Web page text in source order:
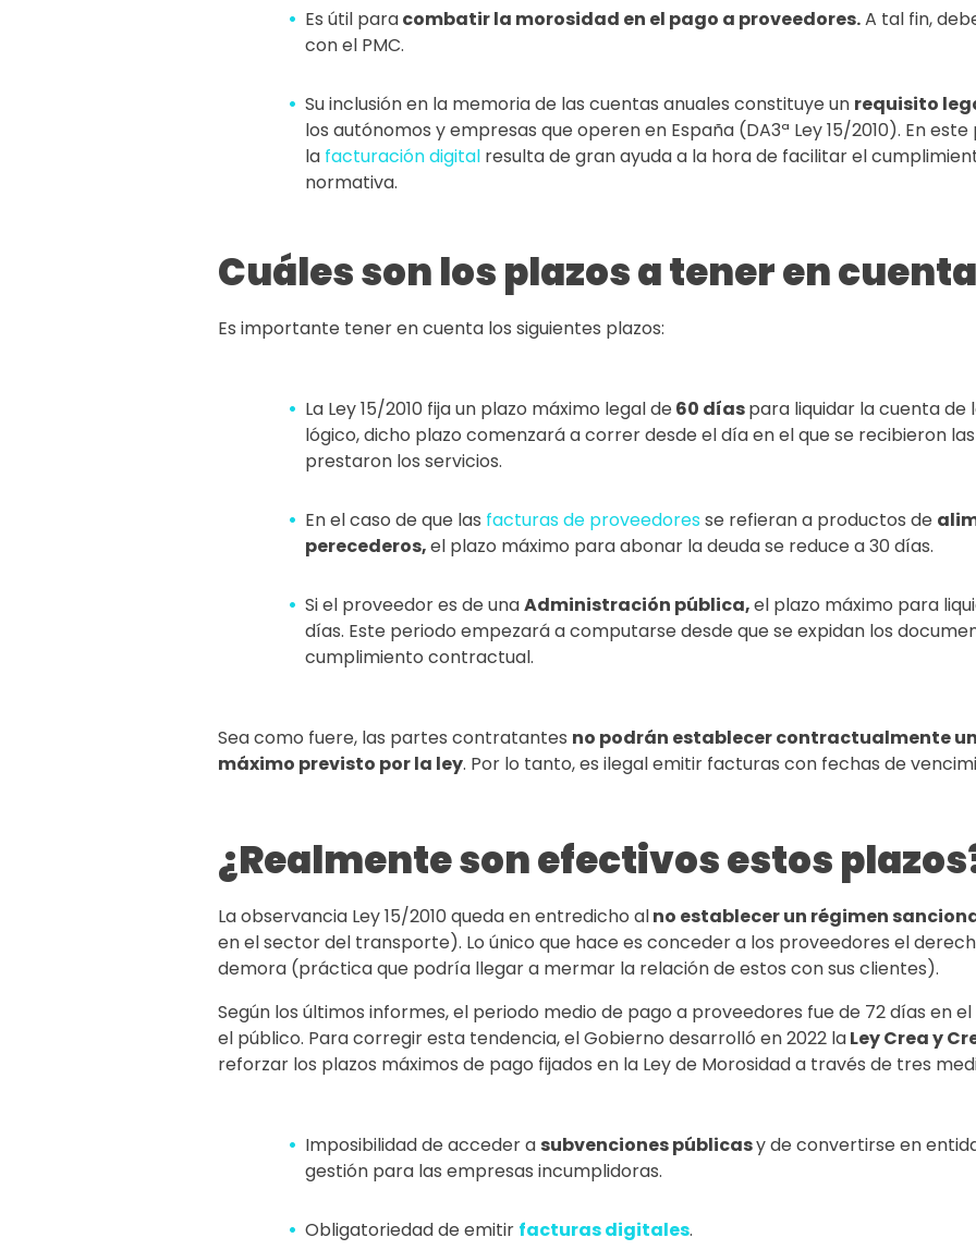
Es útil paracombatir la morosidad en el pago a proveedores.A tal fin,
con el PMC.
Su inclusión en la memoria de las cuentas anuales constituye un requisito
los autónomos y empresas que operen en España (DA3ª Ley 15/2010). En
la facturación digitalresulta de gran ayuda a la hora de facilitar el
normativa.
Cuáles son los plazos a tener en cuenta
Es importante tener en cuenta los siguientes plazos:
La Ley 15/2010 fija un plazo máximo legal de 60 díaspara liquidar la cuenta de
lógico, dicho plazo comenzará a correr desde el día en el que se recibieron
prestaron los servicios.
En el caso de que las facturas de proveedoresse refieran a productos de
perecederos,el plazo máximo para abonar la deuda se reduce a 30 días.
Si el proveedor es de unaAdministración pública,el plazo máximo para
días. Este periodo empezará a computarse desde que se expidan los
cumplimiento contractual.
Sea como fuere, las partes contratantes no podrán establecer contractualmente
máximo previsto por la ley. Por lo tanto, es ilegal emitir facturas con fechas de
¿Realmente son efectivos estos
La observancia Ley 15/2010 queda en entredicho alno establecer un régimen
en el sector del transporte). Lo único que hace es conceder a los proveedores el
demora (práctica que podría llegar a mermar la relación de estos con sus clientes).
Según los últimos informes, el periodo medio de pago a proveedores fue de 72 días en
el público. Para corregir esta tendencia, el Gobierno desarrolló en 2022 laLey Crea y
reforzar los plazos máximos de pago fijados en la Ley de Morosidad a través de tres
Imposibilidad de acceder a subvenciones públicasy de convertirse en
gestión para las empresas incumplidoras.
Obligatoriedad de emitir facturas digitales.